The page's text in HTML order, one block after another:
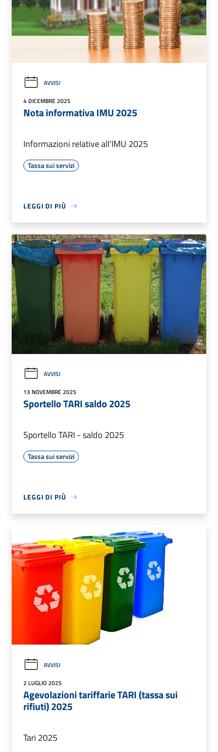
AVVISI
4 DICEMBRE 2025
Nota informativa IMU 2025
Informazioni relative all'IMU 2025
Tassa sui servizi
LEGGI DI PIÙ
AVVISI
13 NOVEMBRE 2025
Sportello TARI saldo 2025
Sportello TARI - saldo 2025
Tassa sui servizi
LEGGI DI PIÙ
AVVISI
2 LUGLIO 2025
Agevolazioni tariffarie TARI (tassa sui
rifiuti) 2025
Tari 2025